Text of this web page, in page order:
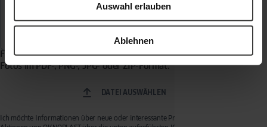
Auswahl erlauben
Ablehnen
Fügen Sie eine Datei an, z. B. einen Entwurf, eine Visualisierung,
Fotos im PDF-, PNG-, JPG- oder ZIP-Format.
DATEI AUSWÄHLEN
Ich möchte Informationen über neue oder interessante Produkte, Dienstleistungen und